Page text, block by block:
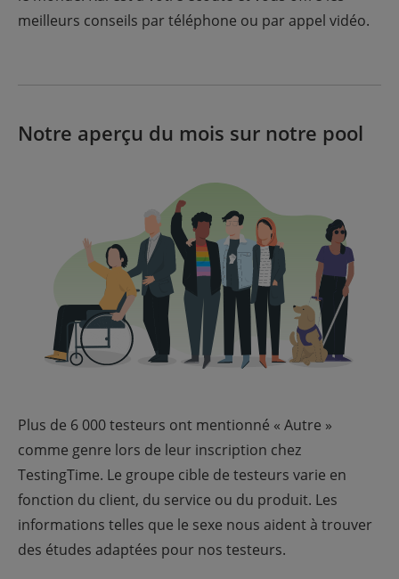
meilleurs conseils par téléphone ou par appel vidéo.
Notre aperçu du mois sur notre pool
Plus de 6 000 testeurs ont mentionné « Autre »
comme genre lors de leur inscription chez
TestingTime. Le groupe cible de testeurs varie en
fonction du client, du service ou du produit. Les
informations telles que le sexe nous aident à trouver
des études adaptées pour nos testeurs.